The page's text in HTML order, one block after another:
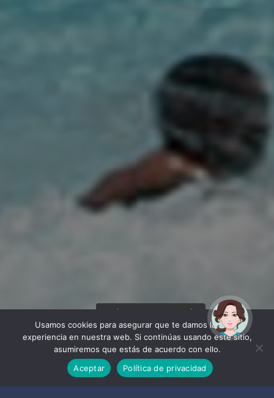
Usamos cookies para asegurar que te damos la mejor
experiencia en nuestra web. Si continúas usando este sitio,
asumiremos que estás de acuerdo con ello.
Aceptar
Política de privacidad
¡Hola! Soy Noy. ¿Puedo
ayudarte?